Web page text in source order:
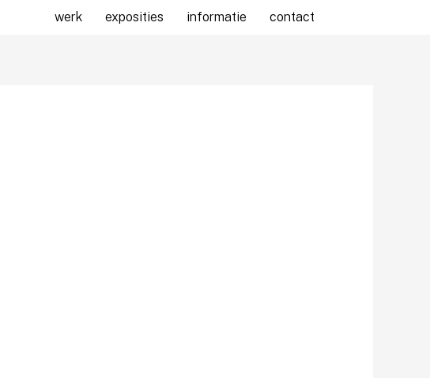
werk exposities informatie contact